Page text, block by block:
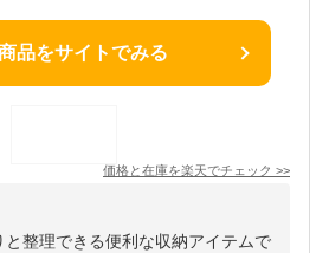
品をサイトでみる
価格と在庫を楽天でチェック >>
整理できる便利な収納アイテムで